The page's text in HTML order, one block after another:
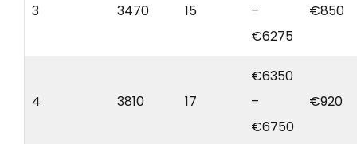
3 3470 15
–
€6275
€850
4 3810 17
€6350
–
€6750
€920